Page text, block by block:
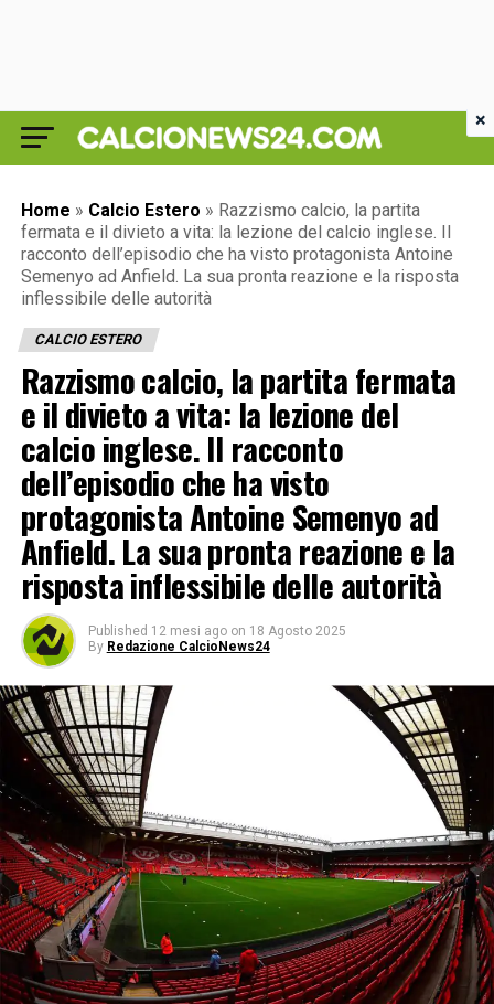
Home » Calcio Estero » Razzismo calcio, la partita
fermata e il divieto a vita: la lezione del calcio inglese. Il
racconto dell’episodio che ha visto protagonista Antoine
Semenyo ad Anfield. La sua pronta reazione e la risposta
inflessibile delle autorità
CALCIO ESTERO
Razzismo calcio, la partita fermata
e il divieto a vita: la lezione del
calcio inglese. Il racconto
dell’episodio che ha visto
protagonista Antoine Semenyo ad
Anfield. La sua pronta reazione e la
risposta inflessibile delle autorità
Published 12 mesi ago on 18 Agosto 2025
By Redazione CalcioNews24
×